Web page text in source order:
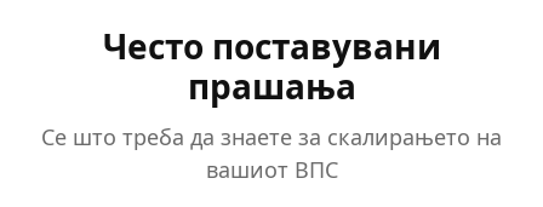
Често поставувани
прашања
Се што треба да знаете за скалирањето на
вашиот ВПС